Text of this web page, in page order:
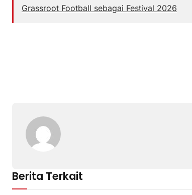
Grassroot Football sebagai Festival 2026
Berita Terkait